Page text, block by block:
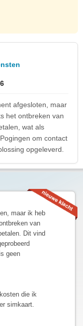
afgesloten, maar
het ontbreken van
wat als
om contact
opgeleverd.
maar ik heb
van
Dit vind
geen
die ik
simkaart.